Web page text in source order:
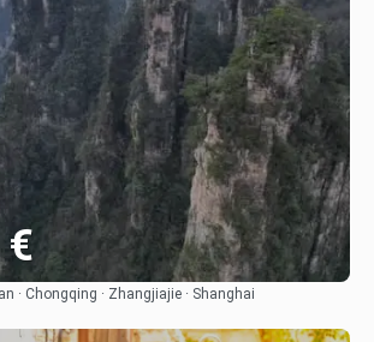
Sehen
· Chongqing · Zhangjiajie · Shanghai